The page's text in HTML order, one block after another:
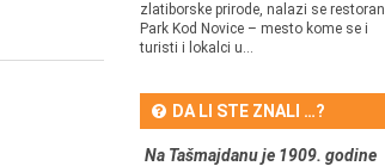
zlatiborske prirode, nalazi se restoran
Park Kod Novice – mesto kome se i
turisti i lokalci u...
DA LI STE ZNALI …?
Na Tašmajdanu je 1909. godine